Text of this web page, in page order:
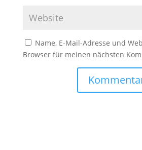
Name, E-Mail-Adresse und
Browser für meinen nächsten